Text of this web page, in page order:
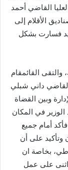
القاضي أحمد
الأقلام إلى
فسارت بشكل
والتقى القائمقام
داني شبلي
وبين القضاة
في المكان
أمام جميع
وتأكيد على أن
بخاصة ان
اثنى على عمل